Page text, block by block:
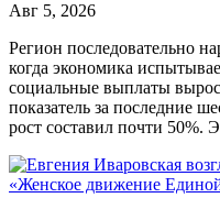
Авг 5, 2026
Регион последовательно
когда экономика
социальные выплаты
показатель за последние
рост составил почти 50%.